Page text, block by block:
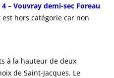
– Vouvray demi-sec Foreau
est hors catégorie car non
à la hauteur de deux
de Saint-Jacques. Le